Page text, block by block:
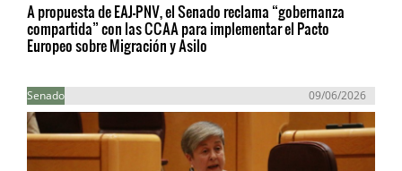
A propuesta de EAJ-PNV, el Senado reclama “gobernanza
compartida” con las CCAA para implementar el Pacto
Europeo sobre Migración y Asilo
Senado 09/06/2026